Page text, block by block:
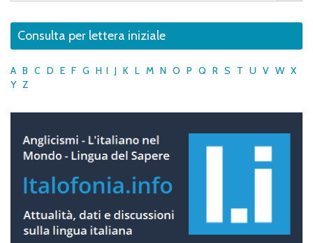
Consulta per lettera iniziale
A B C D E F G H I J K L M N O P Q R S T U V W X
Y Z